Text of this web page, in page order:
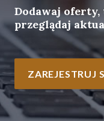
Dodawaj
przeglądaj
ZAREJESTRUJ